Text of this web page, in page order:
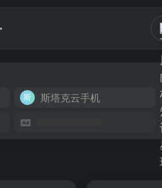
斯塔克云手机